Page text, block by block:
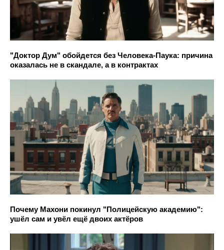
"Доктор Дум" обойдется без Человека-Паука: причина
оказалась не в скандале, а в контрактах
Почему Махони покинул "Полицейскую академию":
ушёл сам и увёл ещё двоих актёров